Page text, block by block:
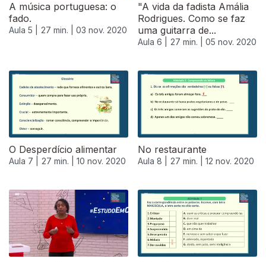
A música portuguesa: o
fado.
Aula 5 | 27 min. | 03 nov. 2020
"A vida da fadista Amália
Rodrigues. Como se faz
uma guitarra de...
Aula 6 | 27 min. | 05 nov. 2020
O Desperdício alimentar
Aula 7 | 27 min. | 10 nov. 2020
No restaurante
Aula 8 | 27 min. | 12 nov. 2020